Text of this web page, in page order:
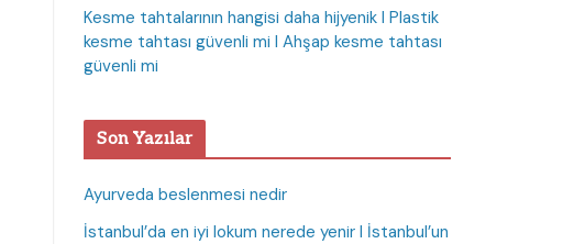
Kesme tahtalarının hangisi daha hijyenik I Plastik
kesme tahtası güvenli mi I Ahşap kesme tahtası
güvenli mi
Son Yazılar
Ayurveda beslenmesi nedir
İstanbul’da en iyi lokum nerede yenir I İstanbul’un